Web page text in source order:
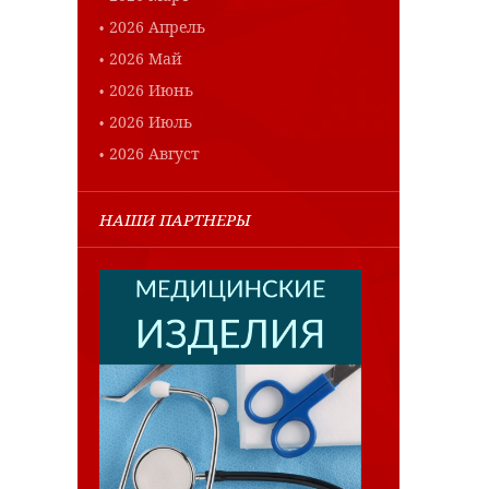
2026 Апрель
2026 Май
2026 Июнь
2026 Июль
2026 Август
НАШИ ПАРТНЕРЫ